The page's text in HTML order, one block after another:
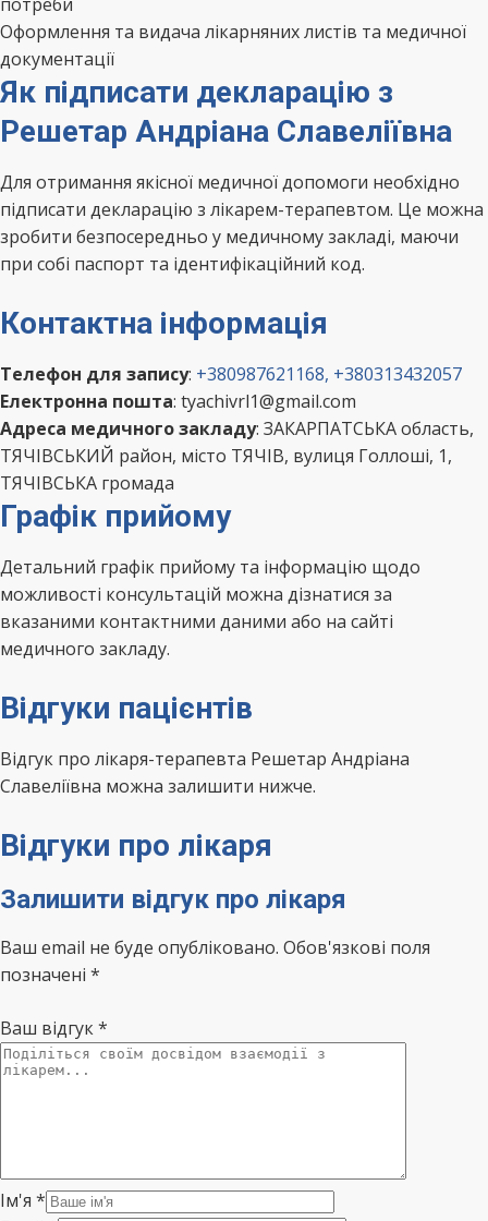
Оформлення та видача лікарняних листів та медичної
документації
Як підписати декларацію з
Решетар Андріана Славеліївна
Для отримання якісної медичної допомоги необхідно
підписати декларацію з лікарем-терапевтом. Це можна
зробити безпосередньо у медичному закладі, маючи
при собі паспорт та ідентифікаційний код.
Контактна інформація
Телефон для запису: +380987621168, +380313432057
Електронна пошта: tyachivrl1@gmail.com
Адреса медичного закладу: ЗАКАРПАТСЬКА область,
ТЯЧІВСЬКИЙ район, місто ТЯЧІВ, вулиця Голлоші, 1,
ТЯЧІВСЬКА громада
Графік прийому
Детальний графік прийому та інформацію щодо
можливості консультацій можна дізнатися за
вказаними контактними даними або на сайті
медичного закладу.
Відгуки пацієнтів
Відгук про лікаря-терапевта Решетар Андріана
Славеліївна можна залишити нижче.
Відгуки про лікаря
Залишити відгук про лікаря
Ваш email не буде опубліковано. Обов'язкові поля
позначені *
Ваш відгук*
Ім'я *